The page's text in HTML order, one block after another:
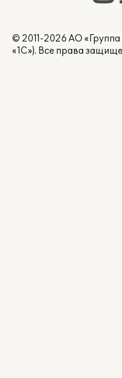
© 2011-2026 АО
«1С»). Все права